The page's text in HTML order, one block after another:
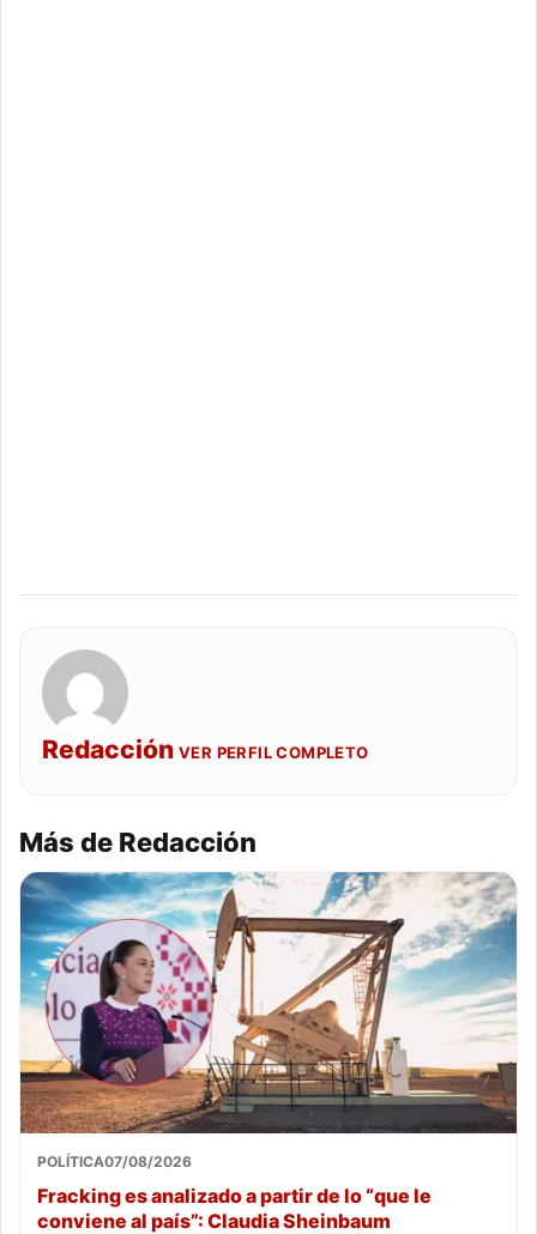
Redacción VER PERFIL COMPLETO
Más de Redacción
POLÍTICA07/08/2026
Fracking es analizado a partir de lo “que le
conviene al país”: Claudia Sheinbaum